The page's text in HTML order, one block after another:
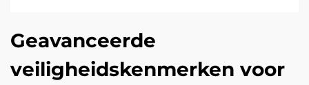
Geavanceerde
veiligheidskenmerken voor